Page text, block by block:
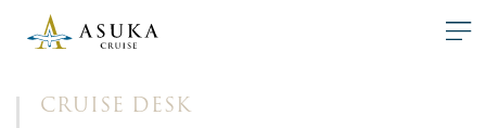
CRUISE DESK